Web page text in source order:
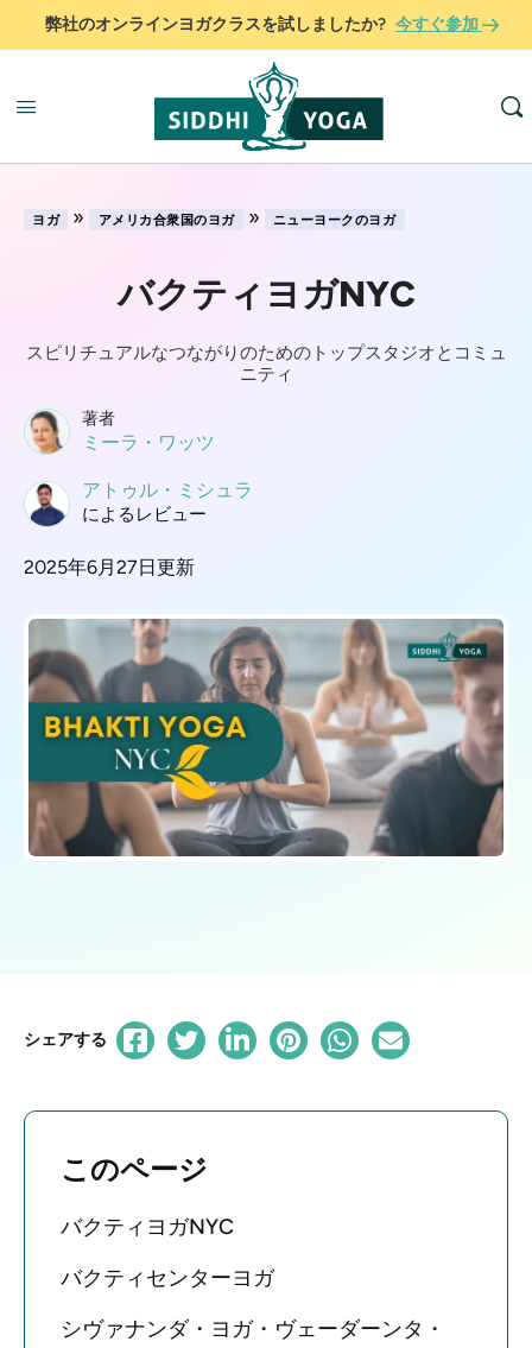
弊社のオンラインヨガクラスを試しましたか? 今すぐ参加
ヨガ » アメリカ合衆国のヨガ » ニューヨークのヨガ
バクティヨガNYC
スピリチュアルなつながりのためのトップスタジオとコミュ
ニティ
著者
ミーラ・ワッツ
アトゥル・ミシュラ
によるレビュー
2025年6月27日更新
シェアする
このページ
バクティヨガNYC
バクティセンターヨガ
シヴァナンダ・ヨガ・ヴェーダーンタ・